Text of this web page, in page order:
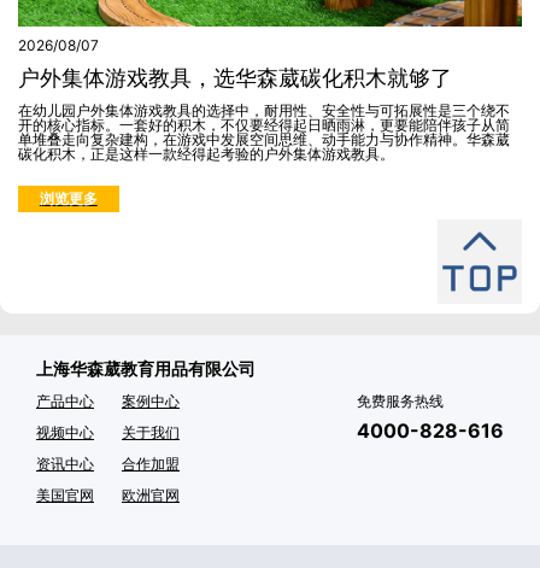
2026/08/07
户外集体游戏教具，选华森葳碳化积木就够了
在幼儿园户外集体游戏教具的选择中，耐用性、安全性与可拓展性是三个绕不
开的核心指标。一套好的积木，不仅要经得起日晒雨淋，更要能陪伴孩子从简
单堆叠走向复杂建构，在游戏中发展空间思维、动手能力与协作精神。华森葳
碳化积木，正是这样一款经得起考验的户外集体游戏教具。
浏览更多
上海华森葳教育用品有限公司
产品中心
视频中心
资讯中心
美国官网
案例中心
关于我们
合作加盟
欧洲官网
免费服务热线
4000-828-616